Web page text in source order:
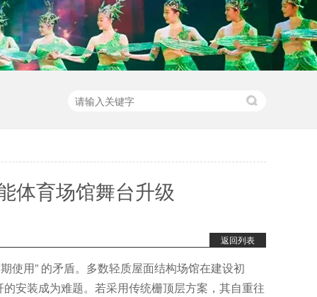
体育场馆舞台升级
返回列表
使用” 的矛盾。多数轻质屋面结构场馆在建设初
安装成为难题。若采用传统栅顶层方案，其自重往